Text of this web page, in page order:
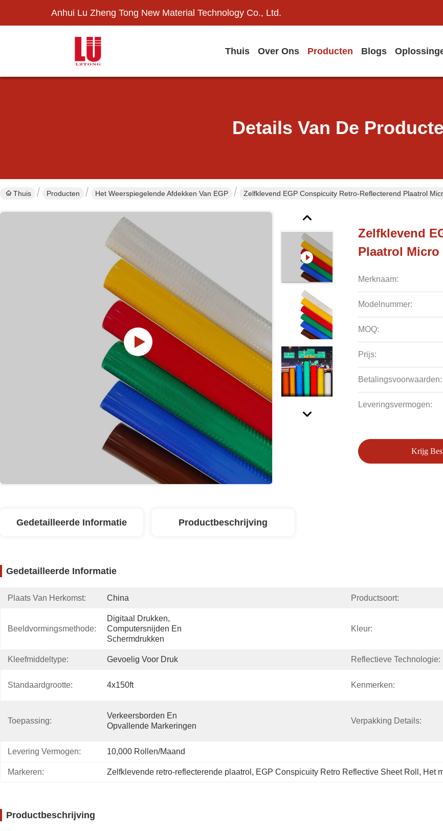
Anhui Lu Zheng Tong New Material Technology Co., Ltd.
Thuis Over Ons Producten Blogs
Details Van De
Thuis Producten Het Weerspiegelende Afdekken Van EGP Zelfklevend EGP Conspicuity Retro-Reflecterend Plaatrol
Zelfklevend
Plaatrol
Merknaam:
Modelnummer:
MOQ:
Prijs:
Betalingsvoorwaarden:
Leveringsvermogen:
Krijg
Gedetailleerde Informatie Productbeschrijving
Gedetailleerde Informatie
Plaats Van Herkomst: China Productsoort:
Beeldvormingsmethode:
Digitaal Drukken,
Computersnijden En
Schermdrukken
Kleur:
Kleefmiddeltype: Gevoelig Voor Druk Reflectieve Technologie:
Standaardgrootte: 4x150ft Kenmerken:
Toepassing:
Verkeersborden En
Opvallende Markeringen
Verpakking Details:
Levering Vermogen: 10,000 Rollen/maand
Markeren: Zelfklevende retro-reflecterende plaatrol , EGP Conspicuity Retro Reflective Sheet Roll , Het
Productbeschrijving